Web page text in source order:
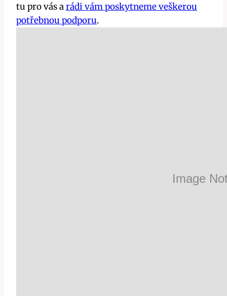
tu pro vás arádi vám poskytneme veškerou
potřebnou podporu.